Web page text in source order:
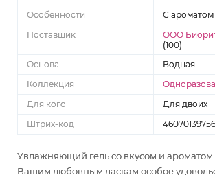
Особенности
С ароматом
Поставщик
ООО
(100)
Основа
Водная
Коллекция
Для кого
Для двоих
Штрих-код
Увлажняющий гель со вкусом и
Вашим любовным ласкам особое